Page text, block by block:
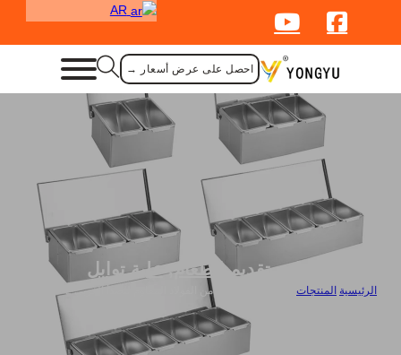
احصل على عرض أسعار →
لوازم تقديم الطعام,علبة توابل
الرئيسية المنتجات علبة توابل بالجملة من الفولاذ المقاوم للصدأ الغربي 2-6 شعرية